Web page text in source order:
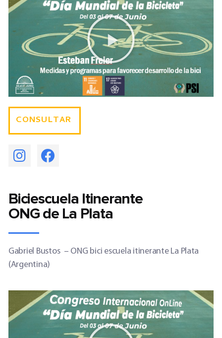
CONSULTAR
Biciescuela Itinerante
ONG de La Plata
Gabriel Bustos – ONG bici escuela itinerante La Plata
(Argentina)